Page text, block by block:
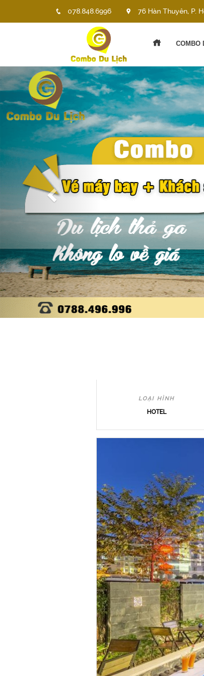
078.848.6996 76 Hàn Thuyên, P.
COMBO
Previous
LOẠI HÌNH
HOTEL